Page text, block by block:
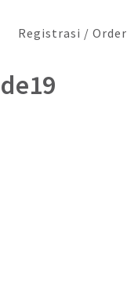
Registrasi / Order